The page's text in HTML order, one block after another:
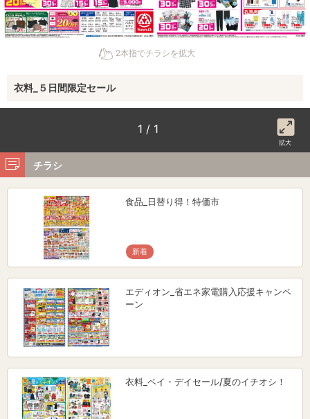
2本指でチラシを拡大
衣料_５日間限定セール
1 / 1
拡大
チラシ
食品_日替り得！特価市
新着
エディオン_省エネ家電購入応援キャンペ
ーン
衣料_ペイ・デイセール/夏のイチオシ！